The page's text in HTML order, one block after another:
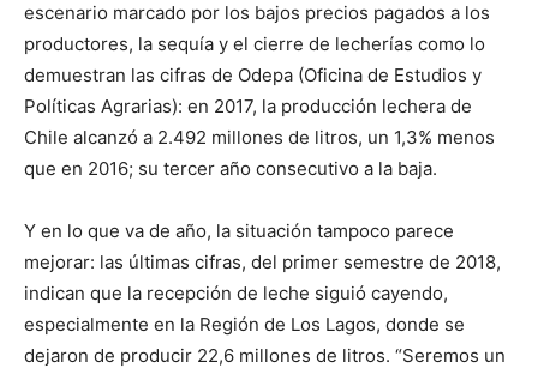
escenario marcado por los bajos precios pagados a los
productores, la sequía y el cierre de lecherías como lo
demuestran las cifras de Odepa (Oficina de Estudios y
Políticas Agrarias): en 2017, la producción lechera de
Chile alcanzó a 2.492 millones de litros, un 1,3% menos
que en 2016; su tercer año consecutivo a la baja.
Y en lo que va de año, la situación tampoco parece
mejorar: las últimas cifras, del primer semestre de 2018,
indican que la recepción de leche siguió cayendo,
especialmente en la Región de Los Lagos, donde se
dejaron de producir 22,6 millones de litros. “Seremos un